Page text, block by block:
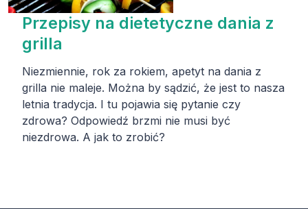
Przepisy na dietetyczne dania z
grilla
Niezmiennie, rok za rokiem, apetyt na dania z
grilla nie maleje. Można by sądzić, że jest to nasza
letnia tradycja. I tu pojawia się pytanie czy
zdrowa? Odpowiedź brzmi nie musi być
niezdrowa. A jak to zrobić?